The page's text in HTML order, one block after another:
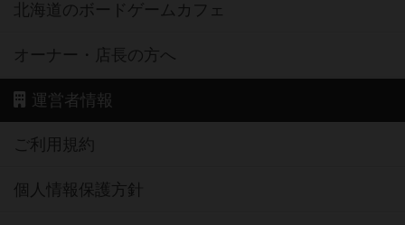
北海道のボードゲームカフェ
オーナー・店長の方へ
運営者情報
ご利用規約
個人情報保護方針